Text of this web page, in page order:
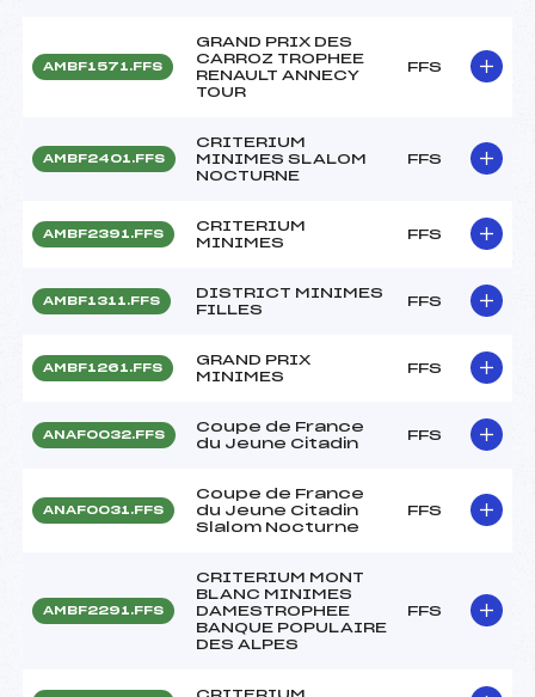
AMBF1571.FFS
GRAND PRIX DES
CARROZ TROPHEE
RENAULT ANNECY
TOUR
FFS
AMBF2401.FFS
CRITERIUM
MINIMES SLALOM
NOCTURNE
FFS
AMBF2391.FFS
CRITERIUM
MINIMES
FFS
AMBF1311.FFS
DISTRICT MINIMES
FILLES
FFS
AMBF1261.FFS
GRAND PRIX
MINIMES
FFS
ANAF0032.FFS
Coupe de France
du Jeune Citadin
FFS
ANAF0031.FFS
Coupe de France
du Jeune Citadin
Slalom Nocturne
FFS
AMBF2291.FFS
CRITERIUM MONT
BLANC MINIMES
DAMESTROPHEE
BANQUE POPULAIRE
DES ALPES
FFS
CRITERIUM